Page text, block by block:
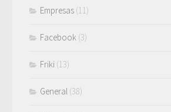
Empresas (11)
Facebook (3)
Friki (13)
General (38)